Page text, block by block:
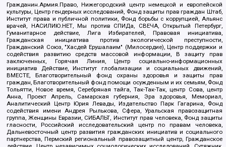
Гражданин.Армия.Право, Нижегородский центр немецкой и европейской
культуры, Центр гендерных исследований, Фонд защиты прав граждан Штаб,
Институт права и публичной политики, Фонд борьбы с коррупцией, Альянс
врачей, НАСИЛИЮ.НЕТ, Мы против СПИДа, СВЕЧА, Открытый Петербург,
Гуманитарное действие, Лига Избирателей, Правовая инициатива,
Гражданская инициатива против экологической преступности,
Гражданский Союз, "Хасдей Ерушалаим" (Милосердие), Центр поддержки и
содействия развитию средств массовой информации, В защиту прав
заключенных, Горячая Линия, Центр социально-информационных
инициатив Действие, Институт глобализации и социальных движений,
ВМЕСТЕ, Благотворительный фонд охраны здоровья и защиты прав
граждан, Благотворительный фонд помощи осужденным и их семьям, Фонд
Тольятти, Новое время, Серебряная тайга, Так-Так-Так, центр Сова, центр
Анна, Проект Апрель, Самарская губерния, Эра здоровья, Мемориал,
Аналитический Центр Юрия Левады, Издательство Парк Гагарина, Фонд
содействия имени Андрея Рылькова, Сфера, Уральская правозащитная
группа, Женщины Евразии, СИБАЛЬТ, Институт прав человека, Фонд защиты
гласности, Российский исследовательский центр по правам человека,
Дальневосточный центр развития гражданских инициатив и социального
партнерства, Пермский региональный правозащитный центр, Гражданское